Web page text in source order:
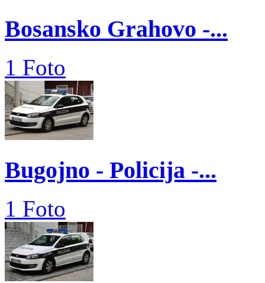
Bosansko Grahovo -...
1 Foto
Bugojno - Policija -...
1 Foto